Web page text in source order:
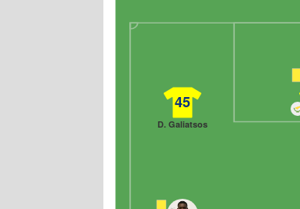
45
D. Galiatsos